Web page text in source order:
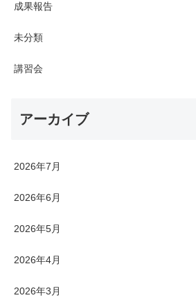
成果報告
未分類
講習会
アーカイブ
2026年7月
2026年6月
2026年5月
2026年4月
2026年3月